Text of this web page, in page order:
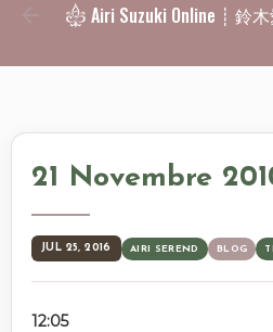
Skip to main
Airi Suzuki Online ┊ 鈴
21 Novembre
JUL 25, 2016 AIRI SEREND BLOG
12:05